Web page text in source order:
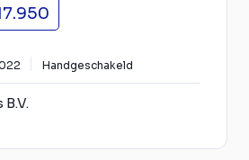
Handgeschakeld